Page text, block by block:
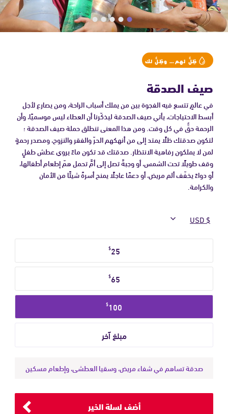
ظِلٌّ لهم… وظِلٌّ لك
صيف الصدقة
في عالمٍ تتسع فيه الفجوة بين من يملك أسباب الراحة، ومن يصارع لأجل
أبسط الاحتياجات، يأتي صيف الصدقة ليذكّرنا أن العطاء ليس موسميًا، وأن
الرحمة حقٌّ في كل وقت. ومن هذا المعنى تنطلق حملة صيف الصدقة ؛
لتكون صدقتك ظلًا يمتد إلى من أنهكهم الحرّ والفقر والنزوح، ومصدر رحمةٍ
لمن لا يملكون رفاهية الانتظار. صدقتك قد تكون ماءً يروي عطش طفلٍ
وقف طويلًا تحت الشمس، أو وجبةً تصل إلى أمٍّ تحمل همّ إطعام أطفالها،
أو دواءً يخفّف ألم مريض، أو دعمًا عاجلًا يمنح أسرةً شيئًا من الأمان
والكرامة.
حدد
التبرع
$25
$65
$100
صدقة تساهم في شفاء مريض، وسقيا العطشى، وإطعام مسكين
أضف لسلة الخير